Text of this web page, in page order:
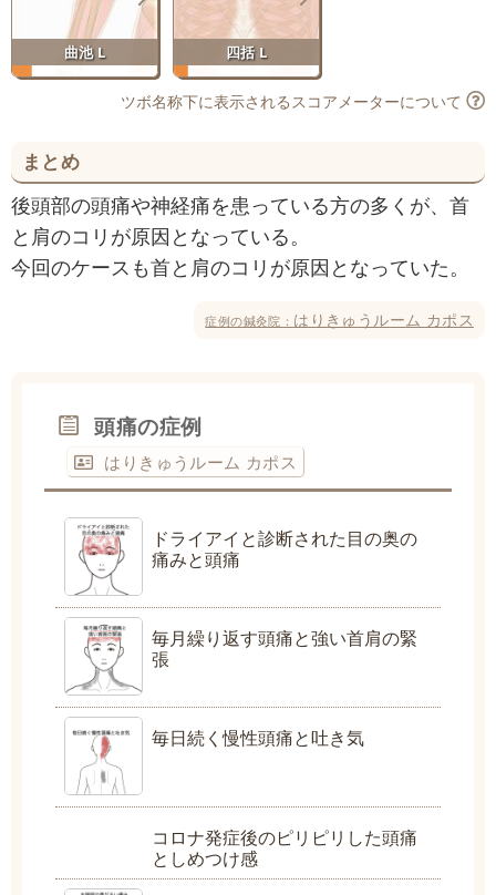
曲池 L 四括 L
ツボ名称下に表示されるスコアメーターについて
まとめ
後頭部の頭痛や神経痛を患っている方の多くが、首
と肩のコリが原因となっている。
今回のケースも首と肩のコリが原因となっていた。
症例の鍼灸院： はりきゅうルーム カポス
頭痛の症例
はりきゅうルーム カポス
ドライアイと診断された目の奥の
痛みと頭痛
毎月繰り返す頭痛と強い首肩の緊
張
毎日続く慢性頭痛と吐き気
コロナ発症後のピリピリした頭痛
としめつけ感